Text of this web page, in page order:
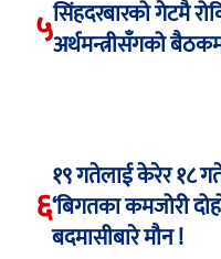
५सिंहदरबारको गेटमै
अर्थमन्त्रीसँगको
६
१९ गतेलाई केरेर १८
‘बिगतका कमजोरी
बदमासीबारे मौन !